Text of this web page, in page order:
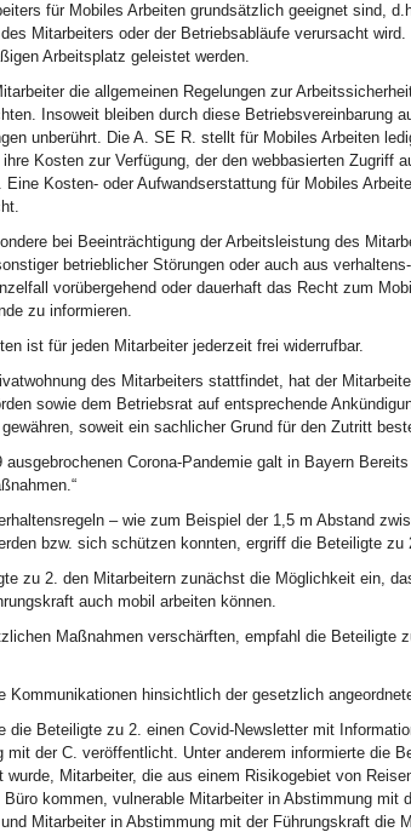
für Mobiles Arbeiten grundsätzlich geeignet sind,
Mitarbeiters oder der Betriebsabläufe verursacht
Arbeitsplatz geleistet werden.
die allgemeinen Regelungen zur
Insoweit bleiben durch diese Betriebsvereinbarung
unberührt. Die A. SE R. stellt für Mobiles Arbeiten
Kosten zur Verfügung, der den webbasierten Zugriff
Kosten- oder Aufwandserstattung für Mobiles
bei Beeinträchtigung der Arbeitsleistung des
betrieblicher Störungen oder auch aus
vorübergehend oder dauerhaft das Recht zum
zu informieren.
ist für jeden Mitarbeiter jederzeit frei widerrufbar.
des Mitarbeiters stattfindet, hat der
sowie dem Betriebsrat auf entsprechende
soweit ein sachlicher Grund für den Zutritt
Corona-Pandemie galt in Bayern
– wie zum Beispiel der 1,5 m Abstand
bzw. sich schützen konnten, ergriff die Beteiligte
zu 2. den Mitarbeitern zunächst die Möglichkeit ein,
auch mobil arbeiten können.
Maßnahmen verschärften, empfahl die Beteiligte
Kommunikationen hinsichtlich der gesetzlich
die Beteiligte zu 2. einen Covid-Newsletter mit
mit der C. veröffentlicht. Unter anderem informierte die
wurde, Mitarbeiter, die aus einem Risikogebiet von
kommen, vulnerable Mitarbeiter in Abstimmung mit
Mitarbeiter in Abstimmung mit der Führungskraft die